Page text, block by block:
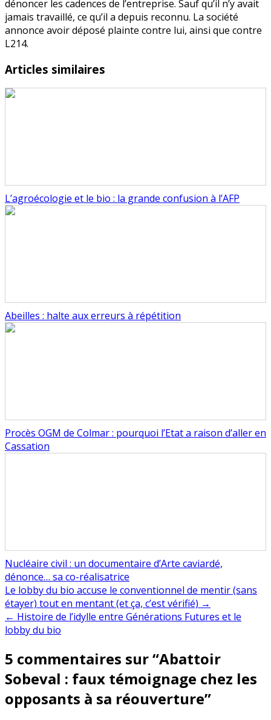
dénoncer les cadences de l’entreprise. Sauf qu’il n’y avait
jamais travaillé, ce qu’il a depuis reconnu. La société
annonce avoir déposé plainte contre lui, ainsi que contre
L214.
Articles similaires
L’agroécologie et le bio : la grande confusion à l’AFP
Abeilles : halte aux erreurs à répétition
Procès OGM de Colmar : pourquoi l’Etat a raison d’aller en
Cassation
Nucléaire civil : un documentaire d’Arte caviardé,
dénonce… sa co-réalisatrice
Navigation
de
l’article
Le lobby du bio accuse le conventionnel de mentir (sans
étayer) tout en mentant (et ça, c’est vérifié) →
← Histoire de l’idylle entre Générations Futures et le
lobby du bio
5 commentaires sur “Abattoir
Sobeval : faux témoignage chez les
opposants à sa réouverture”